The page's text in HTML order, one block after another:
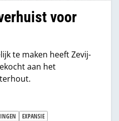
voor
te maken heeft Zevij-
aan het
EXPANSIE